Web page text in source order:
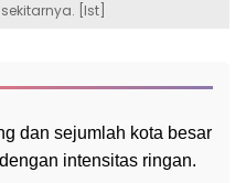
[Ist]
dan sejumlah kota besar
intensitas ringan.